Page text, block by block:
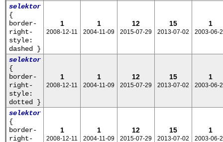
selektor
{
border-
right-
style:
dashed }
1
2008-12-11
1
2004-11-09
12
2015-07-29
15
2013-07-02
1
2003-06-
selektor
{
border-
right-
style:
dotted }
1
2008-12-11
1
2004-11-09
12
2015-07-29
15
2013-07-02
1
2003-06-
selektor
{
border-
right-
1
2008-12-11
1
2004-11-09
12
2015-07-29
15
2013-07-02
1
2003-06-